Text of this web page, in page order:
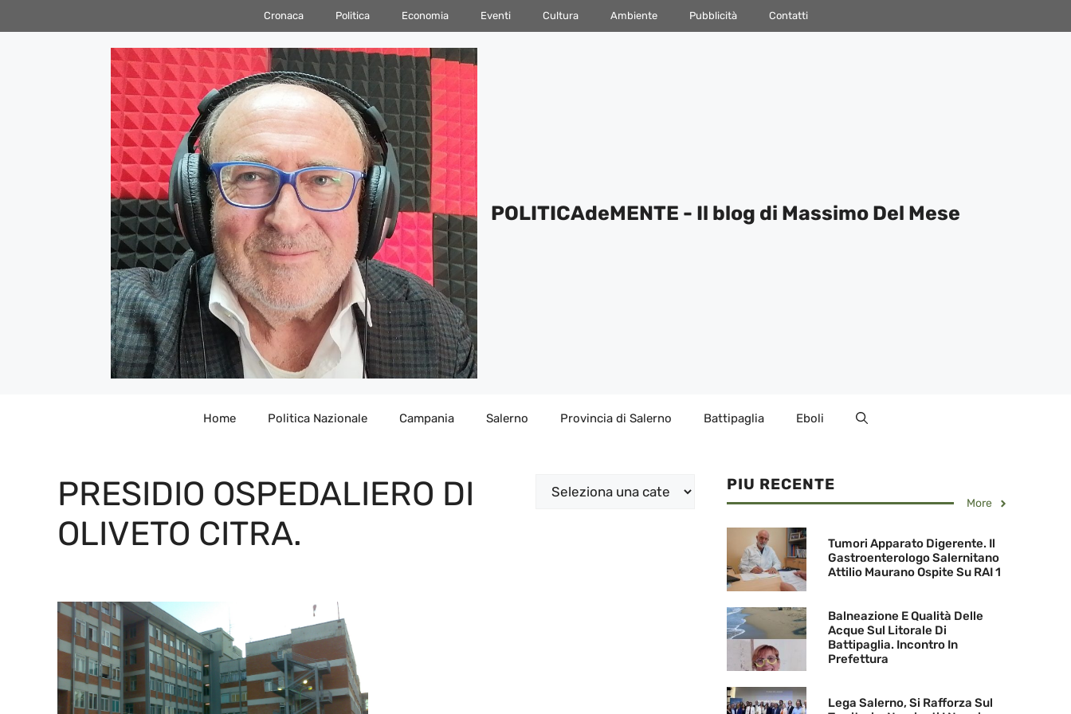
al
Cronaca Politica Economia Eventi Cultura Ambiente Pubblicità Contatti
POLITICAdeMENTE - Il blog di Massimo Del Mese
Home Politica Nazionale Campania Salerno Provincia di Salerno Battipaglia Eboli
PRESIDIO OSPEDALIERO DI
OLIVETO CITRA.
Categorie PIU RECENTE
More
Tumori Apparato Digerente. Il
Gastroenterologo Salernitano
Attilio Maurano Ospite Su RAI 1
Balneazione E Qualità Delle
Acque Sul Litorale Di
Battipaglia. Incontro In
Prefettura
Lega Salerno, Si Rafforza Sul